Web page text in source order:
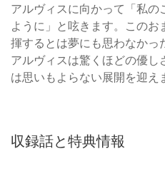
アルヴィスに向かって「私
ように」と呟きます。この
揮するとは夢にも思わなかっ
アルヴィスは驚くほどの優
は思いもよらない展開を迎え
収録話と特典情報